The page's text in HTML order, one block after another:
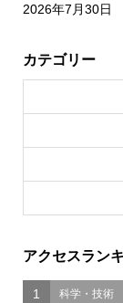
2026年7月30日
カテゴリー
アクセスラン
1 科学・技術